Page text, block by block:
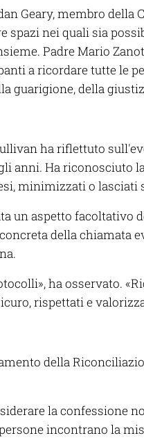
Geary, membro della
spazi nei quali sia
Padre Mario
a ricordare tutte le
guarigione, della
ha riflettuto
anni. Ha riconosciuto
minimizzati o lasciati
un aspetto facoltativo
della chiamata
ha osservato.
rispettati e
della
la confessione
incontrano la